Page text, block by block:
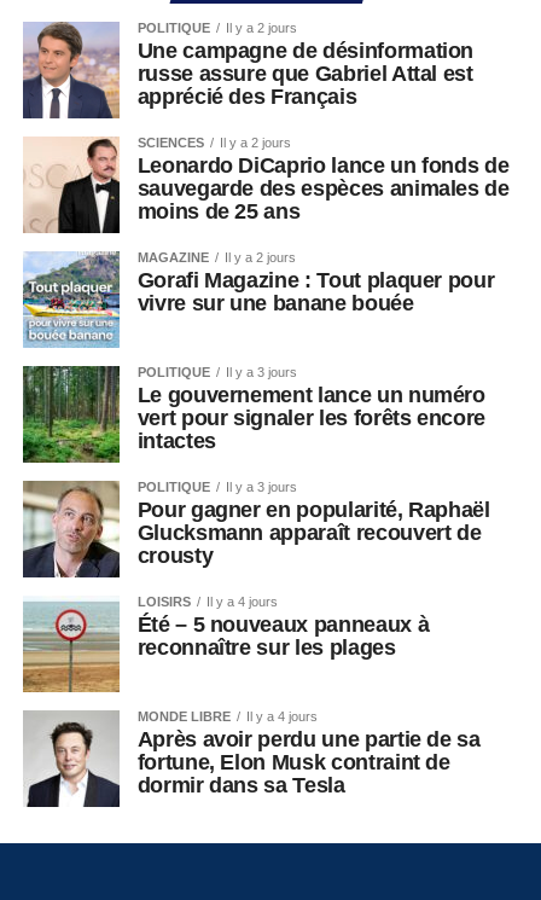
POLITIQUE Il y a 2 jours
Une campagne de désinformation
russe assure que Gabriel Attal est
apprécié des Français
SCIENCES Il y a 2 jours
Leonardo DiCaprio lance un fonds de
sauvegarde des espèces animales de
moins de 25 ans
MAGAZINE Il y a 2 jours
Gorafi Magazine : Tout plaquer pour
vivre sur une banane bouée
POLITIQUE Il y a 3 jours
Le gouvernement lance un numéro
vert pour signaler les forêts encore
intactes
POLITIQUE Il y a 3 jours
Pour gagner en popularité, Raphaël
Glucksmann apparaît recouvert de
crousty
LOISIRS Il y a 4 jours
Été – 5 nouveaux panneaux à
reconnaître sur les plages
MONDE LIBRE Il y a 4 jours
Après avoir perdu une partie de sa
fortune, Elon Musk contraint de
dormir dans sa Tesla